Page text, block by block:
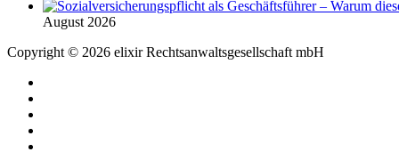
August 2026
Copyright © 2026 elixir Rechtsanwaltsgesellschaft mbH